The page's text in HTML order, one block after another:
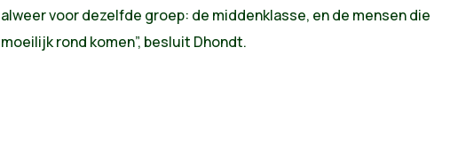
alweer voor dezelfde groep: de middenklasse, en de mensen die
moeilijk rond komen”, besluit Dhondt.